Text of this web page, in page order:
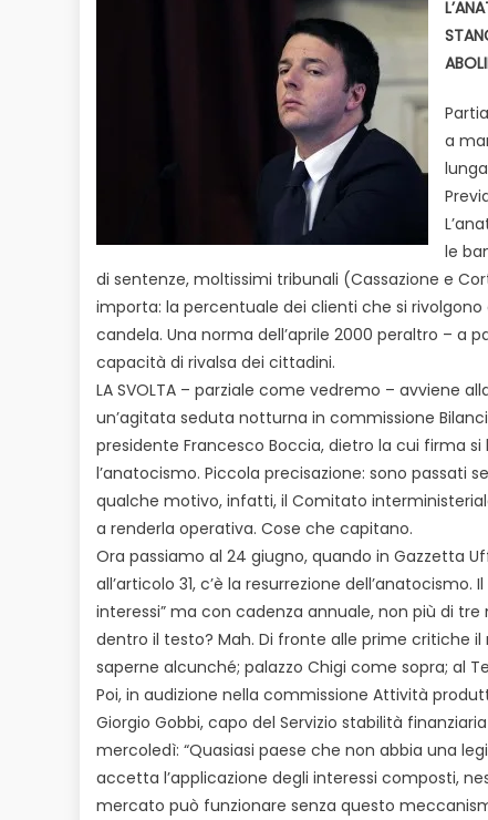
a
le
di sentenze, moltissimi tribunali (Cassazione e
importa: la percentuale dei clienti che si
candela. Una norma dell’aprile 2000 peraltro – a
capacità di rivalsa dei cittadini.
LA SVOLTA – parziale come vedremo – avviene
un’agitata seduta notturna in commissione
presidente Francesco Boccia, dietro la cui firma
l’anatocismo. Piccola precisazione: sono passati
qualche motivo, infatti, il Comitato
a renderla operativa. Cose che capitano.
Ora passiamo al 24 giugno, quando in Gazzetta
all’articolo 31, c’è la resurrezione
interessi” ma con cadenza annuale, non più di
dentro il testo? Mah. Di fronte alle prime critiche
saperne alcunché; palazzo Chigi come sopra; al
Poi, in audizione nella commissione Attività
Giorgio Gobbi, capo del Servizio stabilità finanziaria
mercoledì: “Quasiasi paese che non abbia una
accetta l’applicazione degli interessi composti,
mercato può funzionare senza questo